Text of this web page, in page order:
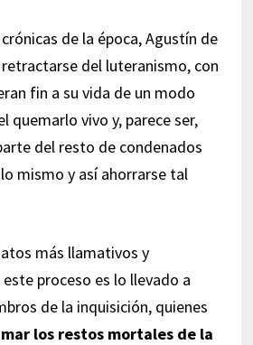
de la época, Agustín de
retractarse del luteranismo, con
fin a su vida de un modo
quemarlo vivo y, parece ser,
del resto de condenados
mismo y así ahorrarse tal
más llamativos y
proceso es lo llevado a
de la inquisición, quienes
los restos mortales de la